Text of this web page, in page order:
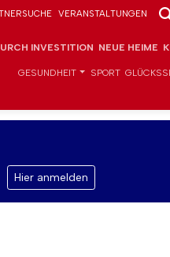
VERANSTALTUNGEN
INVESTITION NEUE HEIME
GESUNDHEIT SPORT
Hier anmelden